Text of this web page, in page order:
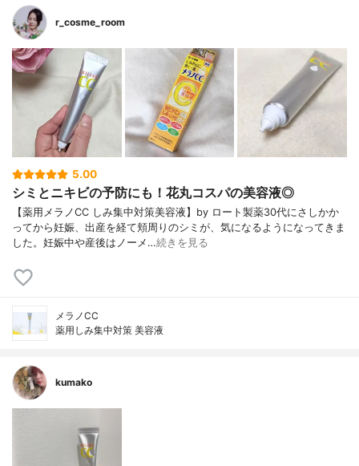
r_cosme_room
5.00
シミとニキビの予防にも！花丸コスパの美容液◎
【薬用メラノCC しみ集中対策美容液】by ロート製薬30代にさしかか
ってから妊娠、出産を経て頬周りのシミが、気になるようになってきま
した。妊娠中や産後はノーメ…続きを見る
メラノCC
薬用しみ集中対策 美容液
kumako